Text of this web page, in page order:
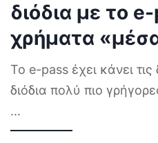
διόδια με το
χρήματα
Το e-pass έχει κάνει
διόδια πολύ πιο
...